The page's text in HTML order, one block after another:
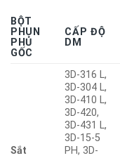
BỘT
PHUN
PHỦ
GỐC
CẤP ĐỘ
DM
Sắt
3D-316 L,
3D-304 L,
3D-410 L,
3D-420,
3D-431 L,
3D-15-5
PH, 3D-